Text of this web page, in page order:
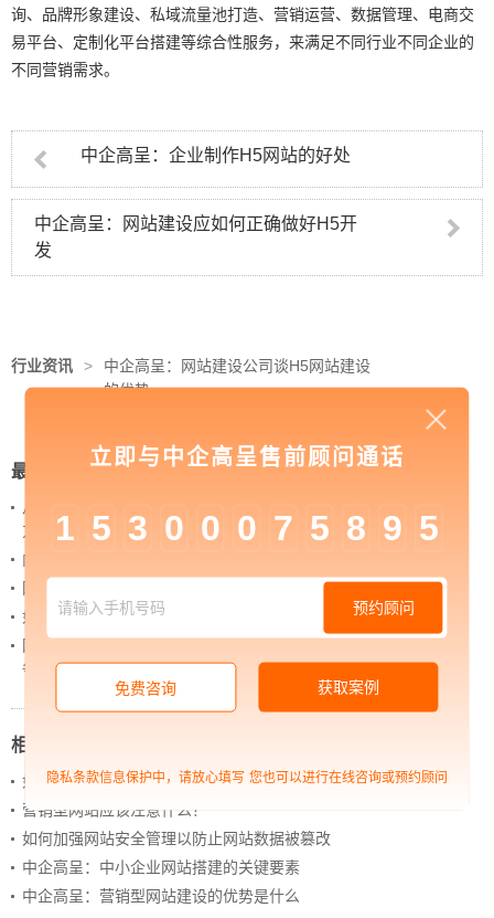
询、品牌形象建设、私域流量池打造、营销运营、数据管理、电商交
易平台、定制化平台搭建等综合性服务，来满足不同行业不同企业的
不同营销需求。
中企高呈：企业制作H5网站的好处
中企高呈：网站建设应如何正确做好H5开
发
行业资讯 >
中企高呈：网站建设公司谈H5网站建设
的优势
最新新闻
从 “黑神话：悟空” 的成功，看企业网站如何撬动品牌
力量
内容管理：媒体资讯网站搭建的隐藏大BOSS
网站进化的终极形态，你了解吗？
如何借助设计服务打造超级品牌？
网站上线后，如何做好运营工作，让网站持续具备竞
争力？
相关新闻
如何打造企业品牌设计？
营销型网站应该注意什么？
如何加强网站安全管理以防止网站数据被篡改
中企高呈：中小企业网站搭建的关键要素
中企高呈：营销型网站建设的优势是什么
立即与中企高呈售前顾问通话
1 5 3 0 0 0 7 5 8 9 5
预约顾问
免费咨询 获取案例
隐私条款信息保护中，请放心填写 您也可以进行在线咨询或预约顾问